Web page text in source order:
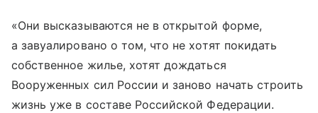
«Они высказываются не в открытой форме,
а завуалировано о том, что не хотят покидать
собственное жилье, хотят дождаться
Вооруженных сил России и заново начать строить
жизнь уже в составе Российской Федерации.